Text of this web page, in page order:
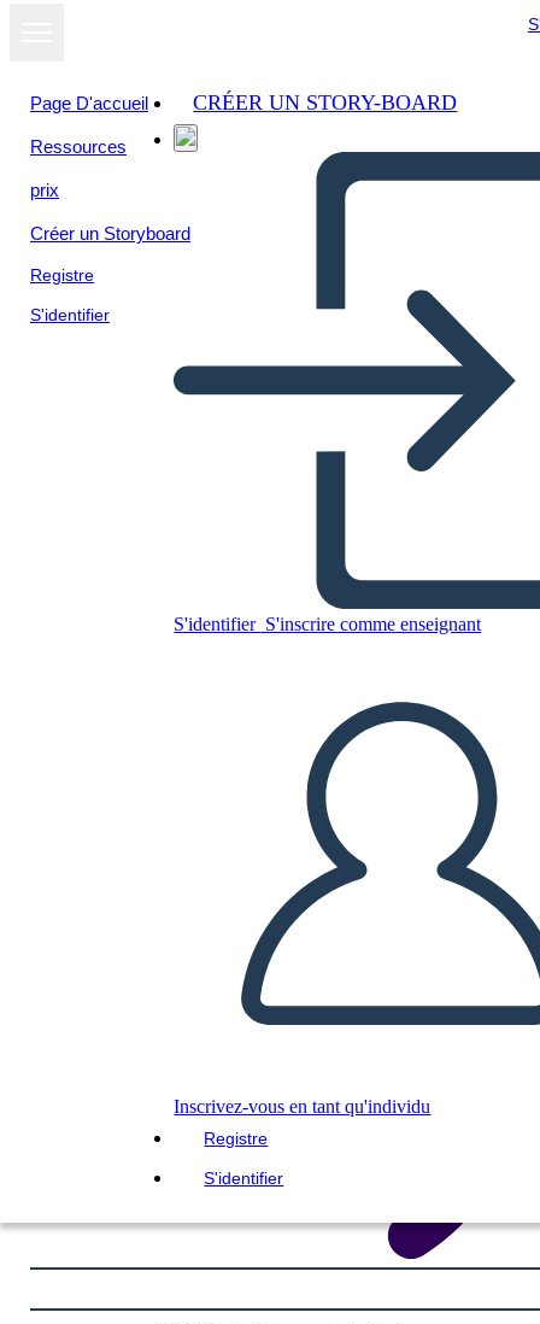
Page D'accueil
Ressources
prix
Créer un Storyboard
Registre
S'identifier
CRÉER UN STORY-BOARD
S'identifier S'inscrire comme enseignant
Inscrivez-vous en tant qu'individu
Registre
S'identifier
LIRE LE DIAPORAMA
LIS-MOI